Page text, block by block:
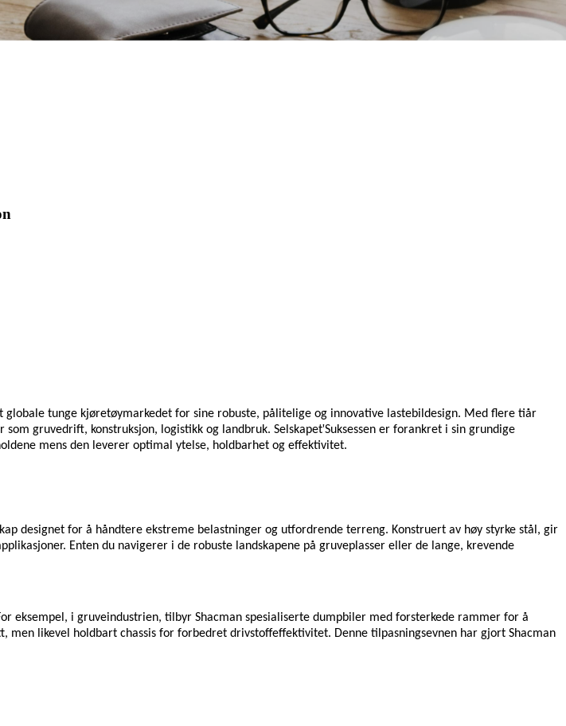
tunge kjøretøymarkedet for sine robuste, pålitelige og innovative lastebildesign. Med flere tiår
gruvedrift, konstruksjon, logistikk og landbruk. Selskapet'Suksessen er forankret i sin grundige
mens den leverer optimal ytelse, holdbarhet og effektivitet.
designet for å håndtere ekstreme belastninger og utfordrende terreng. Konstruert av høy styrke stål, gir
Enten du navigerer i de robuste landskapene på gruveplasser eller de lange, krevende
eksempel, i gruveindustrien, tilbyr Shacman spesialiserte dumpbiler med forsterkede rammer for å
likevel holdbart chassis for forbedret drivstoffeffektivitet. Denne tilpasningsevnen har gjort Shacman